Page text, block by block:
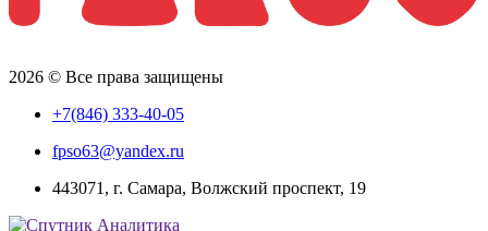
2026 © Все права защищены
+7(846) 333-40-05
fpso63@yandex.ru
443071, г. Самара, Волжский проспект, 19